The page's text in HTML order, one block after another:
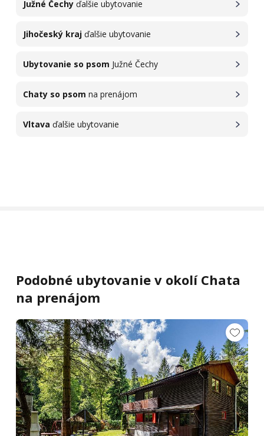
Južné Čechy ďalšie ubytovanie
Jihočeský kraj ďalšie ubytovanie
Ubytovanie so psom Južné Čechy
Chaty so psom na prenájom
Vltava ďalšie ubytovanie
Podobné ubytovanie v okolí Chata
na prenájom